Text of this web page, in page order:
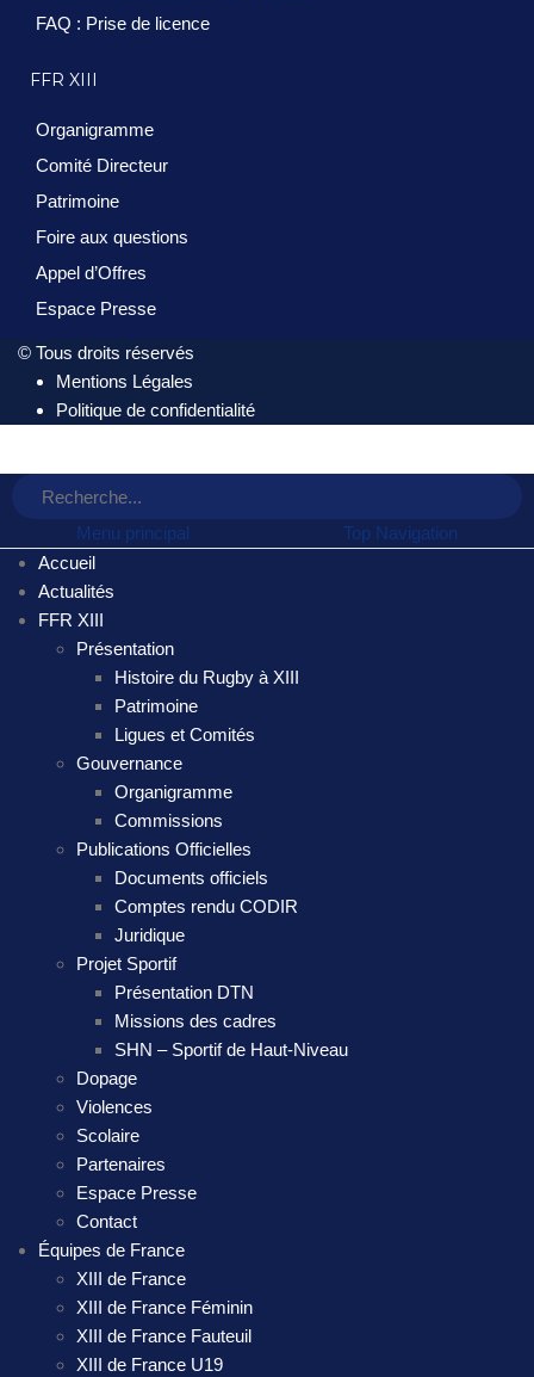
FAQ : Prise de licence
FFR XIII
Organigramme
Comité Directeur
Patrimoine
Foire aux questions
Appel d’Offres
Espace Presse
© Tous droits réservés
Mentions Légales
Politique de confidentialité
Menu principal
Top Navigation
Accueil
Actualités
FFR XIII
Présentation
Histoire du Rugby à XIII
Patrimoine
Ligues et Comités
Gouvernance
Organigramme
Commissions
Publications Officielles
Documents officiels
Comptes rendu CODIR
Juridique
Projet Sportif
Présentation DTN
Missions des cadres
SHN – Sportif de Haut-Niveau
Dopage
Violences
Scolaire
Partenaires
Espace Presse
Contact
Équipes de France
XIII de France
XIII de France Féminin
XIII de France Fauteuil
XIII de France U19